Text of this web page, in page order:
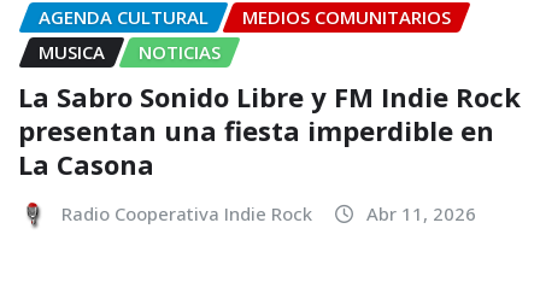
AGENDA CULTURAL
MEDIOS COMUNITARIOS
MUSICA
NOTICIAS
La Sabro Sonido Libre y FM Indie Rock
presentan una fiesta imperdible en
La Casona
Radio Cooperativa Indie Rock Abr 11, 2026